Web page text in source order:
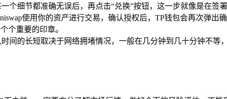
个细节都准确无误后，再点击“兑换”按钮，这一步就像是在签
使用你的资产进行交易，确认授权后，TP钱包会再次弹出
个重要的印章。
间的长短取决于网络拥堵情况，一般在几分钟到几十分钟不等